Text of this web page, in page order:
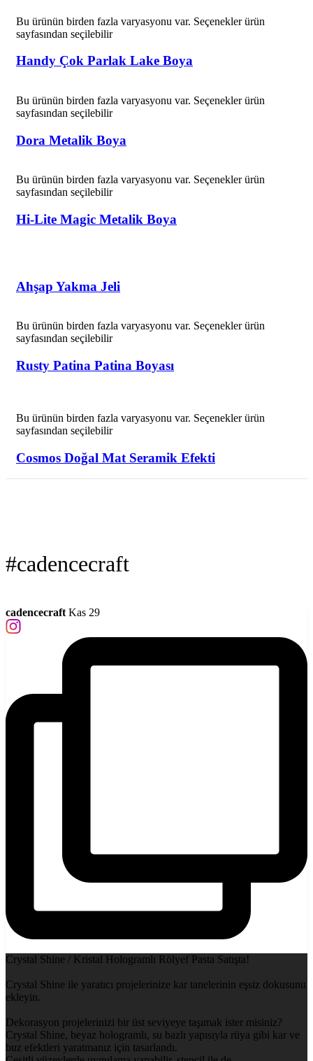
Bu ürünün birden fazla varyasyonu var. Seçenekler ürün
sayfasından seçilebilir
Handy Çok Parlak Lake Boya
Bu ürünün birden fazla varyasyonu var. Seçenekler ürün
sayfasından seçilebilir
Dora Metalik Boya
Bu ürünün birden fazla varyasyonu var. Seçenekler ürün
sayfasından seçilebilir
Hi-Lite Magic Metalik Boya
Ahşap Yakma Jeli
Bu ürünün birden fazla varyasyonu var. Seçenekler ürün
sayfasından seçilebilir
Rusty Patina Patina Boyası
Bu ürünün birden fazla varyasyonu var. Seçenekler ürün
sayfasından seçilebilir
Cosmos Doğal Mat Seramik Efekti
#cadencecraft
cadencecraft Kas 29
Crystal Shine / Kristal Hologramlı Rölyef Pasta Satışta!
Crystal Shine ile yaratıcı projelerinize kar tanelerinin eşsiz dokusunu
ekleyin.
Dekorasyon projelerinizi bir üst seviyeye taşımak ister misiniz?
Crystal Shine, beyaz hologramlı, su bazlı yapısıyla rüya gibi kar ve
buz efektleri yaratmanız için tasarlandı.